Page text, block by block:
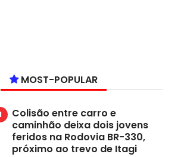
MOST-POPULAR
Colisão entre carro e
caminhão deixa dois jovens
feridos na Rodovia BR-330,
próximo ao trevo de Itagi